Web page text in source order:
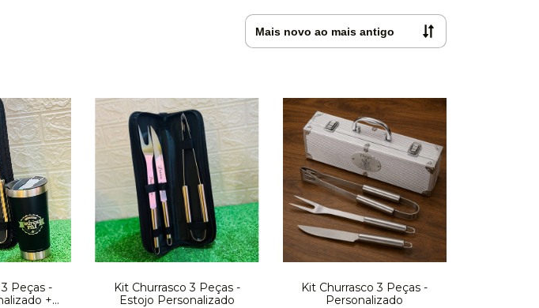
Peças -
+
Kit Churrasco 3 Peças -
Estojo Personalizado
Kit Churrasco 3 Peças -
Personalizado